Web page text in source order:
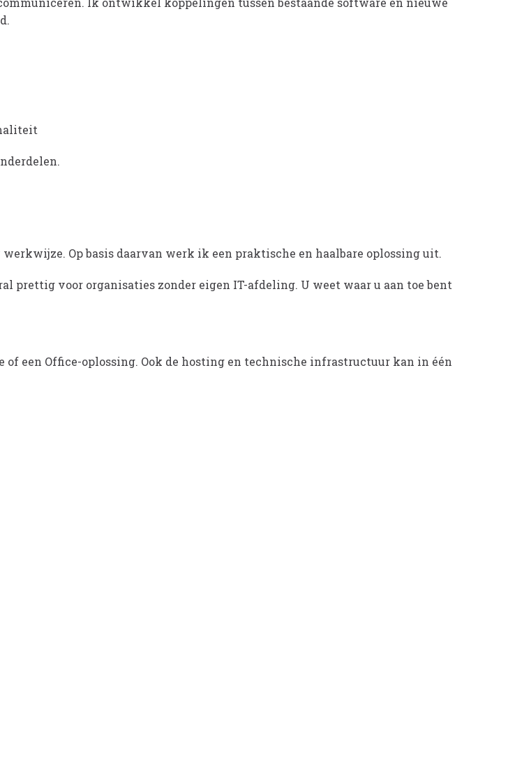
Op basis daarvan werk ik een praktische en haalbare oplossing uit.
prettig voor organisaties zonder eigen IT-afdeling. U weet waar u aan toe bent
een Office-oplossing. Ook de hosting en technische infrastructuur kan in één